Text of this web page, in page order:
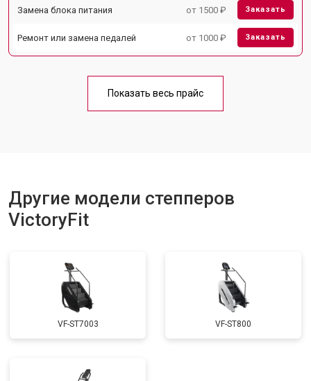
Замена блока питания от 1500 ₽ Заказать
Ремонт или замена педалей от 1000 ₽ Заказать
Показать весь прайс
Другие модели степперов
VictoryFit
VF-ST7003 VF-ST800